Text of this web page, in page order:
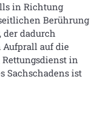
in Richtung
Berührung
der dadurch
Aufprall auf die
in
Sachschadens ist